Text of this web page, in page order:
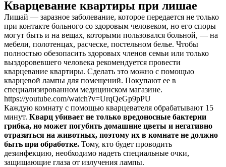
Кварцевание квартиры при лишае
Лишай — заразное заболевание, которое передается не только
при контакте больного со здоровым человеком, но его споры
могут быть и на вещах, которыми пользовался больной, — на
мебели, полотенцах, расческе, постельном белье. Чтобы
полностью обезопасить здоровых членов семьи или только
выздоровевшего человека рекомендуется провести
кварцевание квартиры. Сделать это можно с помощью
кварцевой лампы для помещений. Покупают ее в
специализированном медицинском магазине.
https://youtube.com/watch?v=UrqQeGp9pPU
Каждую комнату с помощью кварцевателя обрабатывают 15
минут. Кварц убивает не только вредоносные бактерии
грибка, но может погубить домашние цветы и негативно
отразиться на животных, поэтому их в комнате не должно
быть при обработке. Тому, кто будет проводить
дезинфекцию, необходимо надеть специальные очки,
защищающие глаза от излучения лампы.